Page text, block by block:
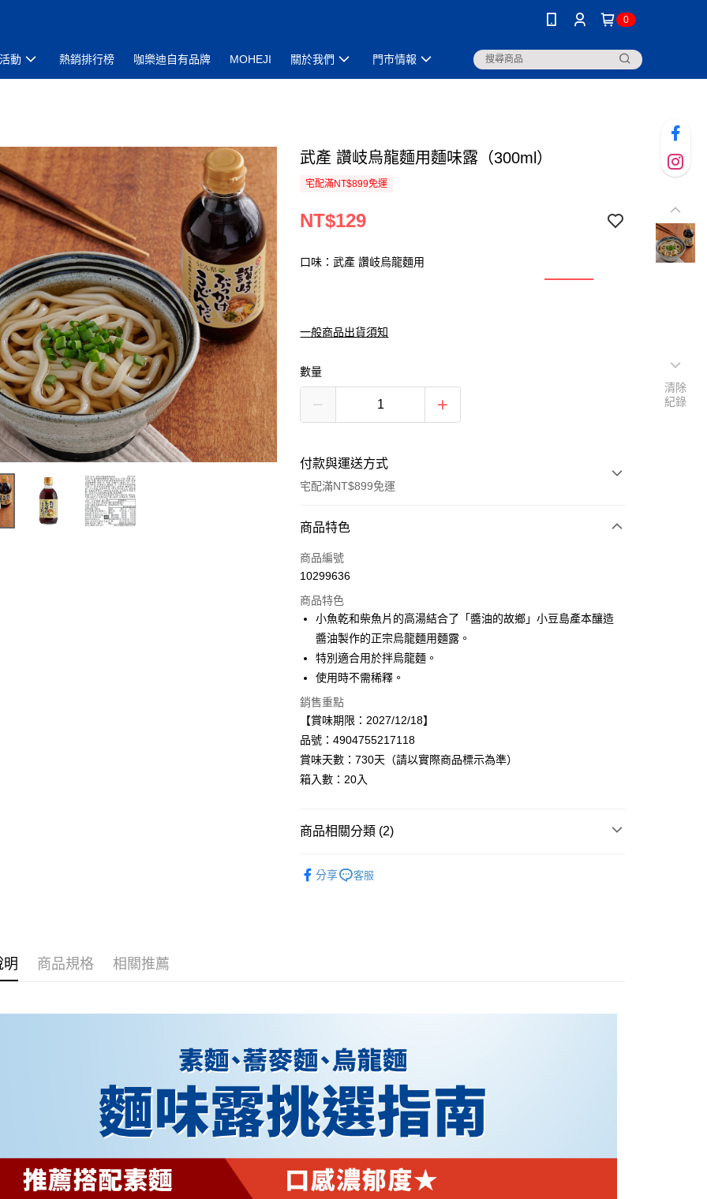
0
動 熱銷排行榜 咖樂迪自有品牌 MOHEJI 關於我們 門市情報
武產 讚岐烏龍麵用麵味露（300ml）
宅配滿NT$899免運
NT$129
口味：武產 讚岐烏龍麵用
一般商品出貨須知
數量
付款與運送方式
宅配滿NT$899免運
付款方式
信用卡一次付款
Apple Pay
街口支付
悠遊付
Google Pay
AFTEE先享後付
相關說明
便利好安心！
１．簡單：不需註冊會員、不需綁卡、不需儲值。
付客戶支援中心」https://netprotections.freshdesk.com/support/home
１．透過由恩沛科技股份有限公司提供之「AFTEE先享後付」服務完成之
交易，需依本服務之必要範圍內提供個人資料，並將交易相關給付款項請
求債權轉讓予恩沛科技股份有限公司。
２．關於個人資料處理事宜，請瀏覽以下網址：
「AFTEE先享後付」，若未經同意申辦者引起之損失，本公司不負相關責
任。
運送方式
每筆NT$120，滿NT$899(含以上)免運費
商品特色
商品編號
10299636
商品特色
小魚乾和柴魚片的高湯結合了「醬油的故鄉」小豆島產本釀造
醬油製作的正宗烏龍麵用麵露。
特別適合用於拌烏龍麵。
使用時不需稀釋。
銷售重點
【賞味期限：2027/12/18】
品號：4904755217118
賞味天數：730天（請以實際商品標示為準）
箱入數：20入
商品相關分類 (2)
分享 客服
明 商品規格 相關推薦
清除
紀錄